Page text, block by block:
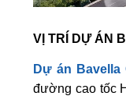
VỊ TRÍ DỰ ÁN
Dự án Bavella
đường cao tốc